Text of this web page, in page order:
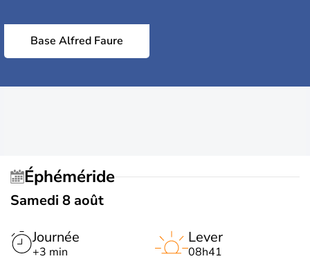
Base Alfred Faure
Éphéméride
Samedi 8 août
Journée
+3 min
Lever
08h41